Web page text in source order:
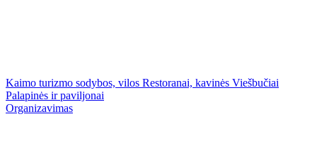
Kaimo turizmo sodybos, vilos Restoranai, kavinės Viešbučiai
Palapinės ir paviljonai
Organizavimas